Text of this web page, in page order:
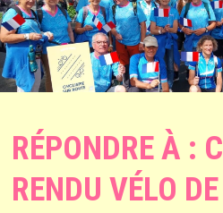
RÉPONDRE À :
RENDU VÉLO